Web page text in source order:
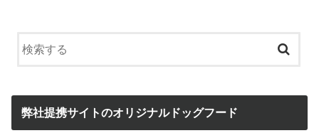
弊社提携サイトのオリジナルドッグフード